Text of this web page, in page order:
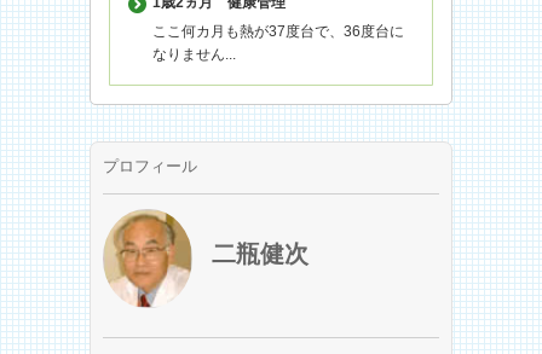
ここ何カ月も熱が37度台で、36度台に
なりません...
プロフィール
二瓶健次